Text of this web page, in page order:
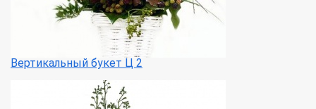
Вертикальный букет Ц 2